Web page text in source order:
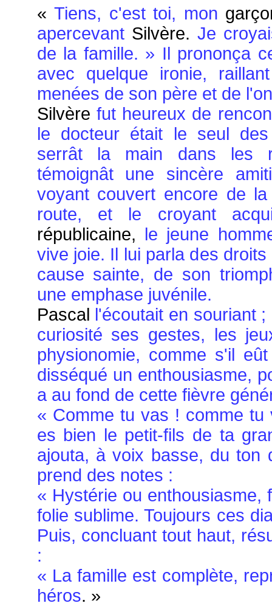
« Tiens, c'est toi, mon
apercevant Silvère. Je
de la famille. » Il prononça
avec quelque ironie,
menées de son père et de
Silvère fut heureux de
le docteur était le seul des
serrât la main dans les
témoignât une sincère
voyant couvert encore de
route, et le croyant
républicaine, le jeune
vive joie. Il lui parla des
cause sainte, de son
une emphase juvénile.
Pascal l'écoutait en souriant
curiosité ses gestes, les
physionomie, comme s'il
disséqué un enthousiasme,
a au fond de cette fièvre
« Comme tu vas ! comme tu
es bien le petit-fils de ta
ajouta, à voix basse, du ton
prend des notes :
« Hystérie ou enthousiasme,
folie sublime. Toujours ces
Puis, concluant tout haut,
:
« La famille est complète,
héros. »